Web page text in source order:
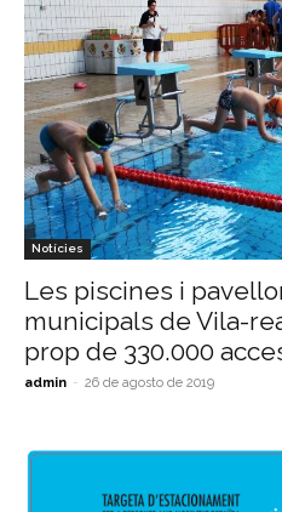
Notícies
Les piscines i
municipals de Vila-
prop de 330.000
admin - 26 de agosto de 2019